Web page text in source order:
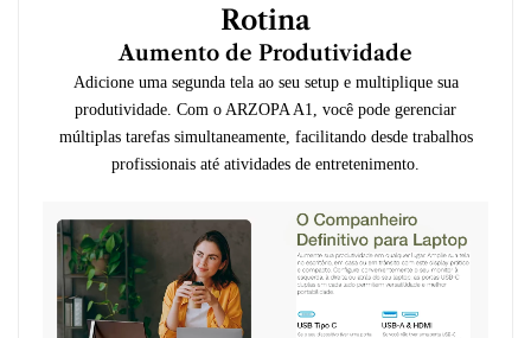
Rotina
Aumento de Produtividade
Adicione uma segunda tela ao seu setup e multiplique sua
produtividade. Com o ARZOPA A1, você pode gerenciar
múltiplas tarefas simultaneamente, facilitando desde trabalhos
profissionais até atividades de entretenimento.